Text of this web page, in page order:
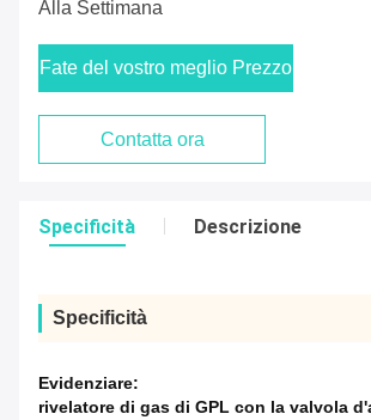
Alla Settimana
Fate del vostro meglio Prezzo
Contatta ora
Specificità Descrizione
Specificità
Evidenziare:
rivelatore di gas di GPL con la valvola